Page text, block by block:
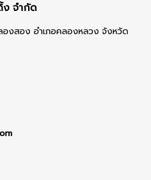
ง จำกัด
งสอง อำเภอคลองหลวง จังหวัด